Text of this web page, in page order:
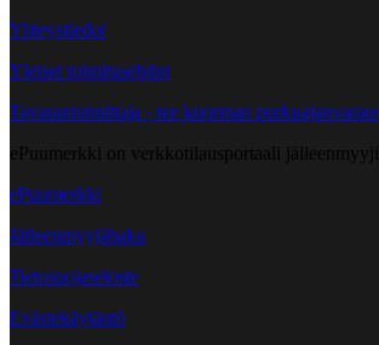
Yhteystiedot
Yleiset toimitusehdot
Tavarantoimittaja - tee kuorman
ePuumerkki on verkkotilausportaali
ePuumerkki
Jälleenmyyjähaku
Tietosuojaseloste
Evästekäytäntö